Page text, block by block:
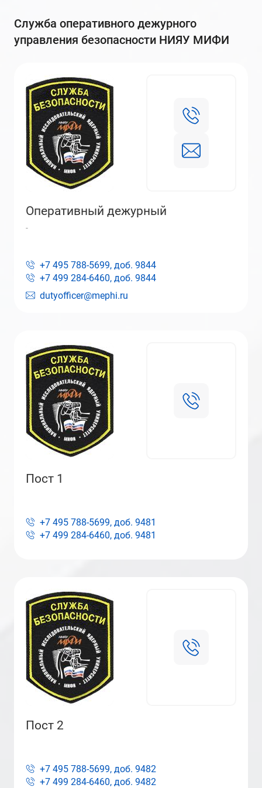
служба оперативного дежурного
управления безопасности НИЯУ МИФИ
Оперативный дежурный
-
dutyofficer@mephi.ru
+7 495 788-5699, доб. 9844
+7 499 284-6460, доб. 9844
Пост 1
+7 495 788-5699, доб. 9481
+7 499 284-6460, доб. 9481
Пост 2
+7 495 788-5699, доб. 9482
+7 499 284-6460, доб. 9482